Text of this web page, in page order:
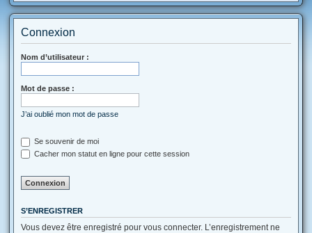
e
Connexion
Nom d’utilisateur :
Mot de passe :
J’ai oublié mon mot de passe
Se souvenir de moi
Cacher mon statut en ligne pour cette session
S’ENREGISTRER
Vous devez être enregistré pour vous connecter. L’enregistrement ne